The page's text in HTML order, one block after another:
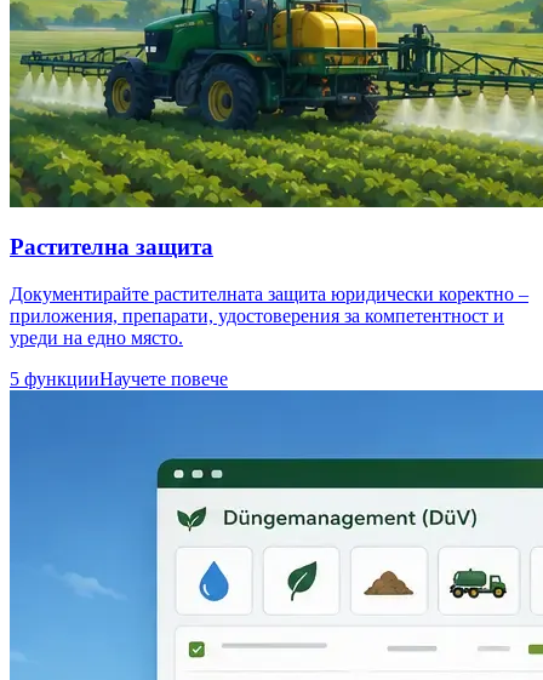
Растителна защита
Документирайте растителната защита юридически коректно –
приложения, препарати, удостоверения за компетентност и
уреди на едно място.
5 функцииНаучете повече